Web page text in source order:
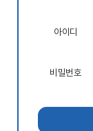
아이디
비밀번호